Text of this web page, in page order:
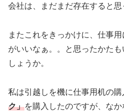
会社は、まだまだ存在すると思
またこれをきっかけに、仕事
がいいなぁ。。と思ったかた
しょうか。
私は引越しを機に仕事用机の購
ク」を購入したのですが、な